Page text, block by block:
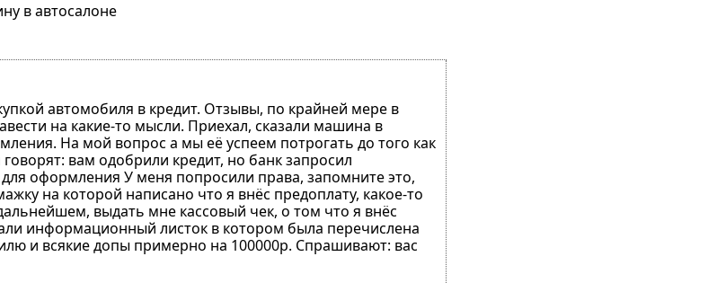
в автосалоне
автомобиля в кредит. Отзывы, по крайней мере в
на какие-то мысли. Приехал, сказали машина в
На мой вопрос а мы её успеем потрогать до того как
вам одобрили кредит, но банк запросил
оформления У меня попросили права, запомните это,
на которой написано что я внёс предоплату, какое-то
выдать мне кассовый чек, о том что я внёс
информационный листок в котором была перечислена
и всякие допы примерно на 100000р. Спрашивают: вас